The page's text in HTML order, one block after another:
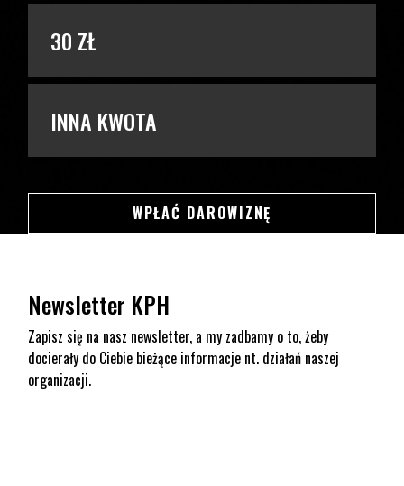
30 ZŁ
INNA KWOTA
WPŁAĆ DAROWIZNĘ
Newsletter KPH
Zapisz się na nasz newsletter, a my zadbamy o to, żeby
docierały do Ciebie bieżące informacje nt. działań naszej
organizacji.